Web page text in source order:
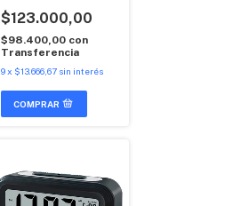
HD
$123.000,00
$98.400,00 con
Transferencia
9x $13.666,67 sin interés